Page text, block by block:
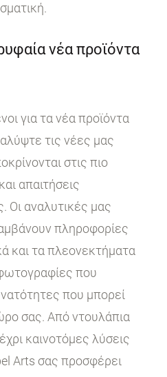
νέα προϊόντα
για τα νέα προϊόντα
τις νέες μας
στις πιο
απαιτήσεις
Οι αναλυτικές μας
πληροφορίες
και τα πλεονεκτήματα
που
που μπορεί
σας. Από ντουλάπια
καινοτόμες λύσεις
Arts σας προσφέρει